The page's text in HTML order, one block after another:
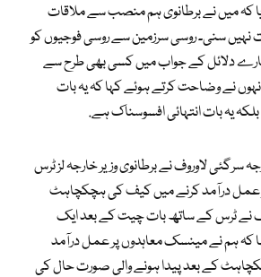
کہ میں نے برطانوی ہم منصب سے ملاقات
نہیں سنی۔ روسی سرزمین سے روسی فوجیوں کو
دلائل کے جواب میں کسی بھی طرح سے
نے وضاحت کرتے ہوئے کہا کہ یہ بات
یہ بات انتہائی افسوسناک ہے.
سرگئی لاوروف نے برطانوی وزیر خارجہ لز ٹرس
عمل درآمد کرنے میں کیف کی ہچکچاہٹ
نے ٹرس کے ساتھ بات چیت کے بعد ایک
کہ ہم نے مینسک معاہدوں پر عمل درآمد
کے بعد پیدا ہونے والی صورت حال کی